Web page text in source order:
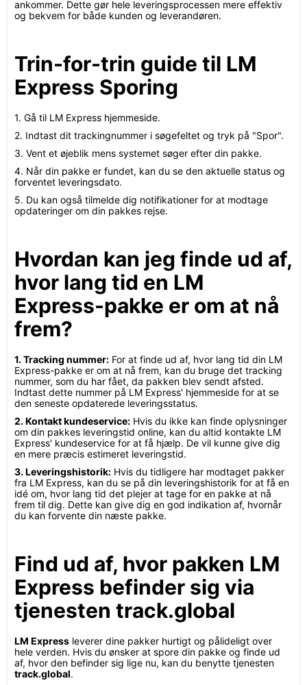
ankommer. Dette gør hele leveringsprocessen mere effektiv
og bekvem for både kunden og leverandøren.
Trin-for-trin guide til LM
Express Sporing
1. Gå til LM Express hjemmeside.
2. Indtast dit trackingnummer i søgefeltet og tryk på "Spor".
3. Vent et øjeblik mens systemet søger efter din pakke.
4. Når din pakke er fundet, kan du se den aktuelle status og
forventet leveringsdato.
5. Du kan også tilmelde dig notifikationer for at modtage
opdateringer om din pakkes rejse.
Hvordan kan jeg finde ud af,
hvor lang tid en LM
Express-pakke er om at nå
frem?
1. Tracking nummer: For at finde ud af, hvor lang tid din LM
Express-pakke er om at nå frem, kan du bruge det tracking
nummer, som du har fået, da pakken blev sendt afsted.
Indtast dette nummer på LM Express' hjemmeside for at se
den seneste opdaterede leveringsstatus.
2. Kontakt kundeservice: Hvis du ikke kan finde oplysninger
om din pakkes leveringstid online, kan du altid kontakte LM
Express' kundeservice for at få hjælp. De vil kunne give dig
en mere præcis estimeret leveringstid.
3. Leveringshistorik: Hvis du tidligere har modtaget pakker
fra LM Express, kan du se på din leveringshistorik for at få en
idé om, hvor lang tid det plejer at tage for en pakke at nå
frem til dig. Dette kan give dig en god indikation af, hvornår
du kan forvente din næste pakke.
Find ud af, hvor pakken LM
Express befinder sig via
tjenesten track.global
LM Express leverer dine pakker hurtigt og pålideligt over
hele verden. Hvis du ønsker at spore din pakke og finde ud
af, hvor den befinder sig lige nu, kan du benytte tjenesten
track.global.